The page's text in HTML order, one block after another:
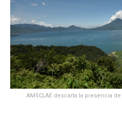
AMSCLAE descarta la presencia